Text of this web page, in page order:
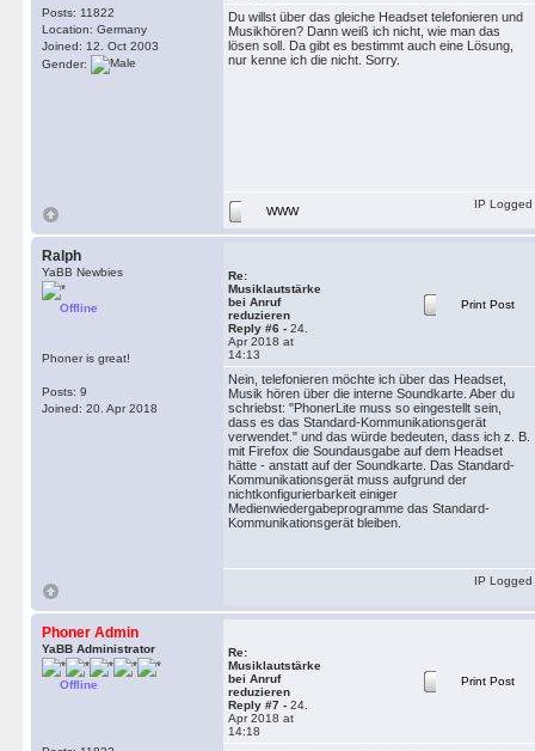
Posts: 11822
Location: Germany
Joined: 12. Oct 2003
Gender:
Du willst über das gleiche Headset telefonieren und
Musikhören? Dann weiß ich nicht, wie man das
lösen soll. Da gibt es bestimmt auch eine Lösung,
nur kenne ich die nicht. Sorry.
WWW
IP Logged
Ralph
YaBB Newbies
Offline
Phoner is great!
Posts: 9
Joined: 20. Apr 2018
Re:
Musiklautstärke
bei Anruf
reduzieren
Reply #6 - 24.
Apr 2018 at
14:13
Print Post
Nein, telefonieren möchte ich über das Headset,
Musik hören über die interne Soundkarte. Aber du
schriebst: "PhonerLite muss so eingestellt sein,
dass es das Standard-Kommunikationsgerät
verwendet." und das würde bedeuten, dass ich z. B.
mit Firefox die Soundausgabe auf dem Headset
hätte - anstatt auf der Soundkarte. Das Standard-
Kommunikationsgerät muss aufgrund der
nichtkonfigurierbarkeit einiger
Medienwiedergabeprogramme das Standard-
Kommunikationsgerät bleiben.
IP Logged
Phoner Admin
YaBB Administrator
Offline
Re:
Musiklautstärke
bei Anruf
reduzieren
Reply #7 - 24.
Apr 2018 at
14:18
Print Post